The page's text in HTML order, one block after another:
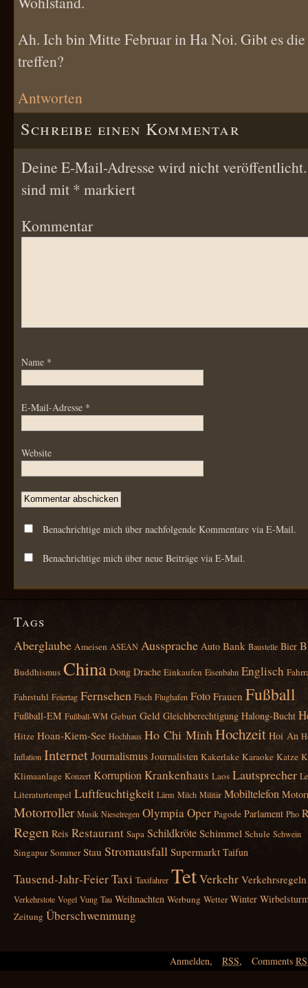
Ah. Ich bin Mitte Februar in Ha Noi. Gibt es
treffen?
Antworten
Schreibe einen Kommentar
Deine E-Mail-Adresse wird nicht veröffentlicht.
sind mit * markiert
Kommentar
Name *
E-Mail-Adresse *
Website
Benachrichtige mich über nachfolgende Kommentare via E-Mail.
Benachrichtige mich über neue Beiträge via E-Mail.
Tags
Aberglaube Ameisen ASEAN Aussprache Auto Bank Baustelle Bier
Buddhismus China Dong Drache Einkaufen Eisenbahn Englisch
Fahrstuhl Feiertag Fernsehen Fisch Flughafen Foto Frauen Fußball
Fußball‑EM Fußball‑WM Geburt Geld Gleichberechtigung Halong‑Bucht
Hitze Hoan‑Kiem‑See Hochhaus Ho Chi MinhHochzeit Hoi An
Inflation InternetJournalismus Journalisten Kakerlake Karaoke Katze
Klimaanlage Konzert KorruptionKrankenhaus Laos Lautsprecher
Literaturtempel Luftfeuchtigkeit Lärm Milch Militär Mobiltelefon
Motorroller Musik Nieselregen OlympiaOper Pagode Parlament Pho
Regen Reis Restaurant Sapa Schildkröte Schimmel Schule Schwein
Singapur Sommer Stau Stromausfall Supermarkt Taifun
Tausend‑Jahr‑FeierTaxi Taxifahrer TetVerkehr Verkehrsregeln
Verkehrstote Vogel Vung Tau Weihnachten Werbung Wetter Winter
Zeitung Überschwemmung
Anmelden, RSS, Comments